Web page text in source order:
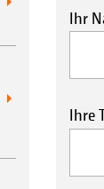
Ihr
Ihre